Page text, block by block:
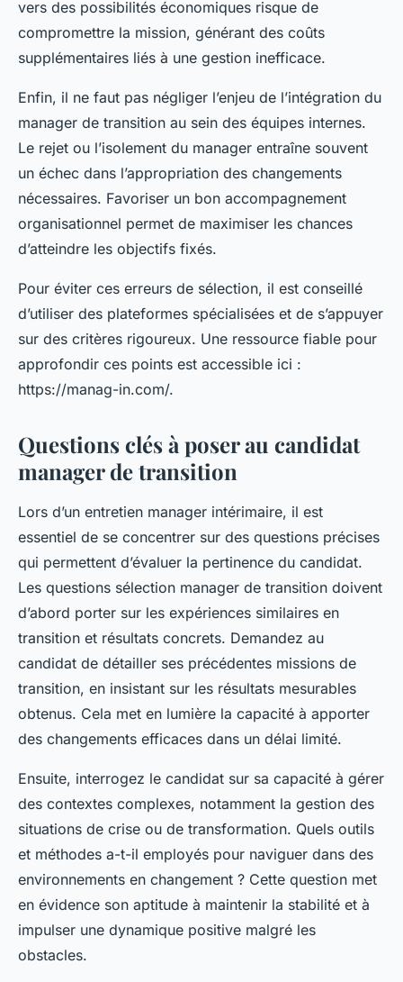
vers des possibilités économiques risque de
compromettre la mission, générant des coûts
supplémentaires liés à une gestion inefficace.
Enfin, il ne faut pas négliger l’enjeu de l’intégration du
manager de transition au sein des équipes internes.
Le rejet ou l’isolement du manager entraîne souvent
un échec dans l’appropriation des changements
nécessaires. Favoriser un bon accompagnement
organisationnel permet de maximiser les chances
d’atteindre les objectifs fixés.
Pour éviter ces erreurs de sélection, il est conseillé
d’utiliser des plateformes spécialisées et de s’appuyer
sur des critères rigoureux. Une ressource fiable pour
approfondir ces points est accessible ici :
https://manag-in.com/.
Questions clés à poser au candidat
manager de transition
Lors d’un entretien manager intérimaire, il est
essentiel de se concentrer sur des questions précises
qui permettent d’évaluer la pertinence du candidat.
Les questions sélection manager de transition doivent
d’abord porter sur les expériences similaires en
transition et résultats concrets. Demandez au
candidat de détailler ses précédentes missions de
transition, en insistant sur les résultats mesurables
obtenus. Cela met en lumière la capacité à apporter
des changements efficaces dans un délai limité.
Ensuite, interrogez le candidat sur sa capacité à gérer
des contextes complexes, notamment la gestion des
situations de crise ou de transformation. Quels outils
et méthodes a-t-il employés pour naviguer dans des
environnements en changement ? Cette question met
en évidence son aptitude à maintenir la stabilité et à
impulser une dynamique positive malgré les
obstacles.